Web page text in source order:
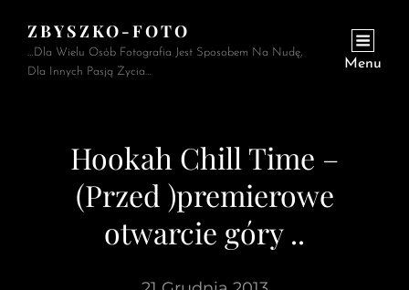
ZBYSZKO-FOTO
…Dla Wielu Osób Fotografia Jest Sposobem Na Nudę,
Dla Innych Pasją Życia…
Menu
Hookah Chill Time –
(Przed )premierowe
otwarcie góry ..